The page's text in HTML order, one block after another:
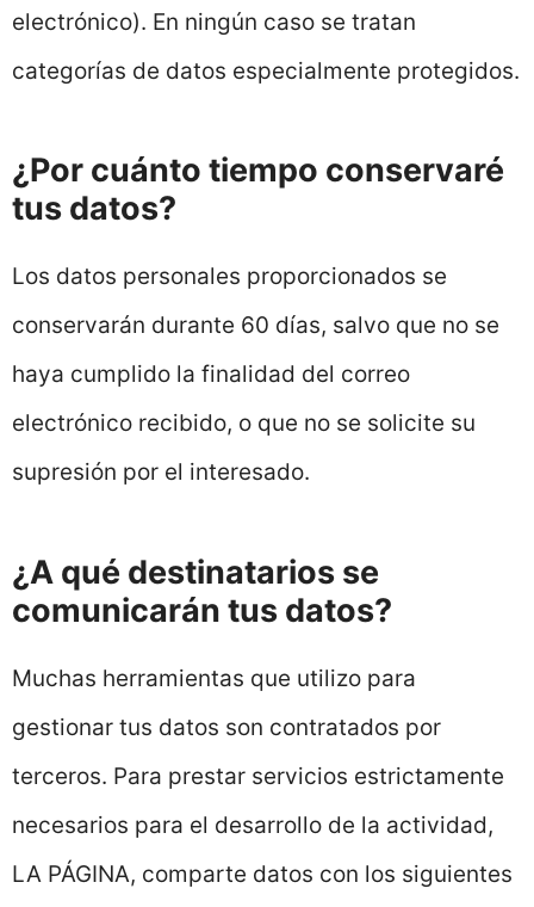
electrónico). En ningún caso se tratan
categorías de datos especialmente protegidos.
¿Por cuánto tiempo conservaré
tus datos?
Los datos personales proporcionados se
conservarán durante 60 días, salvo que no se
haya cumplido la finalidad del correo
electrónico recibido, o que no se solicite su
supresión por el interesado.
¿A qué destinatarios se
comunicarán tus datos?
Muchas herramientas que utilizo para
gestionar tus datos son contratados por
terceros. Para prestar servicios estrictamente
necesarios para el desarrollo de la actividad,
LA PÁGINA, comparte datos con los siguientes